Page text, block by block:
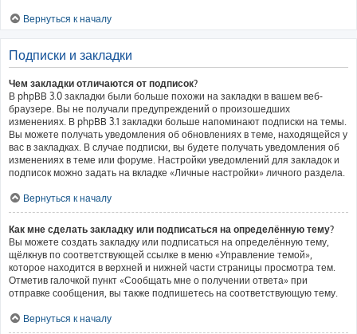
Вернуться к началу
Подписки и закладки
Чем закладки отличаются от подписок?
В phpBB 3.0 закладки были больше похожи на закладки в вашем веб-
браузере. Вы не получали предупреждений о произошедших
изменениях. В phpBB 3.1 закладки больше напоминают подписки на темы.
Вы можете получать уведомления об обновлениях в теме, находящейся у
вас в закладках. В случае подписки, вы будете получать уведомления об
изменениях в теме или форуме. Настройки уведомлений для закладок и
подписок можно задать на вкладке «Личные настройки» личного раздела.
Вернуться к началу
Как мне сделать закладку или подписаться на определённую тему?
Вы можете создать закладку или подписаться на определённую тему,
щёлкнув по соответствующей ссылке в меню «Управление темой»,
которое находится в верхней и нижней части страницы просмотра тем.
Отметив галочкой пункт «Сообщать мне о получении ответа» при
отправке сообщения, вы также подпишетесь на соответствующую тему.
Вернуться к началу